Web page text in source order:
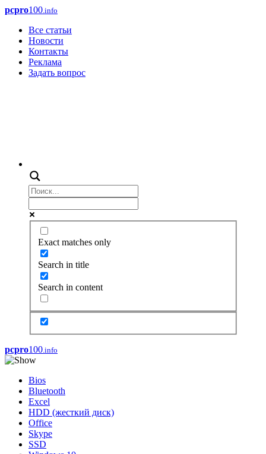
pcpro100.info
Все статьи
Новости
Контакты
Реклама
Задать вопрос
Exact matches only
Search in title
Search in content
pcpro100.info
Bios
Bluetooth
Excel
HDD (жесткий диск)
Office
Skype
SSD